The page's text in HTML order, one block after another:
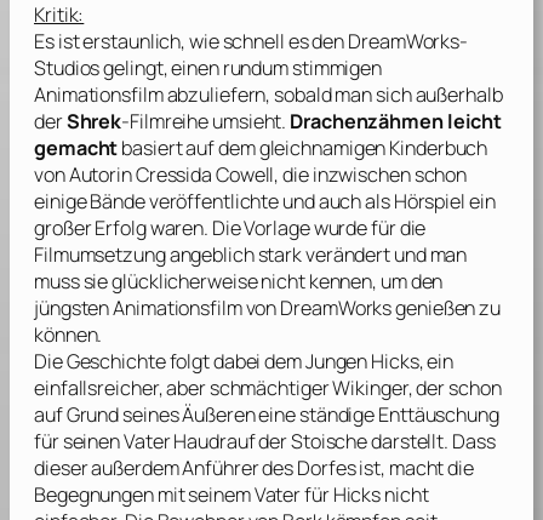
Kritik:
Es ist erstaunlich, wie schnell es denDreamWorks-
Studios gelingt, einen rundum stimmigen
Animationsfilm abzuliefern, sobald man sich außerhalb
derShrek-Filmreihe umsieht. Drachenzähmen leicht
gemachtbasiert auf dem gleichnamigen Kinderbuch
von AutorinCressida Cowell, die inzwischen schon
einige Bände veröffentlichte und auch als Hörspiel ein
großer Erfolg waren. Die Vorlage wurde für die
Filmumsetzung angeblich stark verändert und man
muss sie glücklicherweise nicht kennen, um den
jüngsten Animationsfilm vonDreamWorksgenießen zu
können.
Die Geschichte folgt dabei dem Jungen Hicks, ein
einfallsreicher, aber schmächtiger Wikinger, der schon
auf Grund seines Äußeren eine ständige Enttäuschung
für seinen Vater Haudrauf der Stoische darstellt. Dass
dieser außerdem Anführer des Dorfes ist, macht die
Begegnungen mit seinem Vater für Hicks nicht